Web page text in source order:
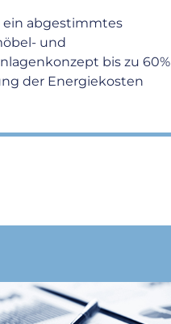
ein abgestimmtes
und
bis zu 60%
der Energiekosten